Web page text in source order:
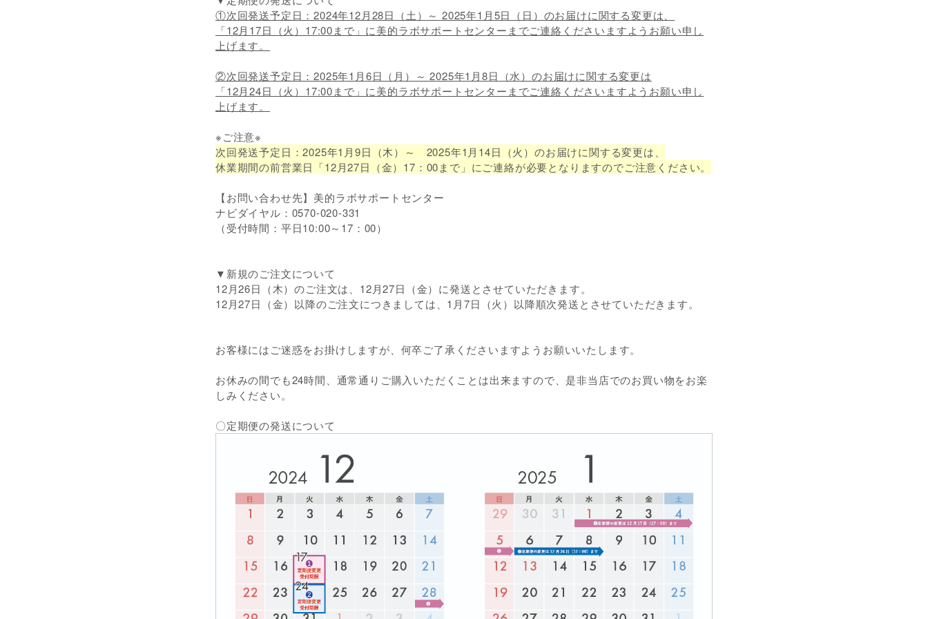
①次回発送予定日：2024年12月28日（土）～ 2025年1月5日（日）のお届けに関する変更は、
「12月17日（火）17:00まで」に美的ラボサポートセンターまでご連絡くださいますようお願い申し
上げます。
②次回発送予定日：2025年1月6日（月）～ 2025年1月8日（水）のお届けに関する変更は
「12月24日（火）17:00まで」に美的ラボサポートセンターまでご連絡くださいますようお願い申し
上げます。
※ご注意※
次回発送予定日：2025年1月9日（木）～ 2025年1月14日（火）のお届けに関する変更は、
休業期間の前営業日「12月27日（金）17：00まで」にご連絡が必要となりますのでご注意ください。
【お問い合わせ先】美的ラボサポートセンター
ナビダイヤル：0570-020-331
（受付時間：平日10:00～17：00）
▼新規のご注文について
12月26日（木）のご注文は、12月27日（金）に発送とさせていただきます。
12月27日（金）以降のご注文につきましては、1月7日（火）以降順次発送とさせていただきます。
お客様にはご迷惑をお掛けしますが、何卒ご了承くださいますようお願いいたします。
お休みの間でも24時間、通常通りご購入いただくことは出来ますので、是非当店でのお買い物をお楽
しみください。
〇定期便の発送について